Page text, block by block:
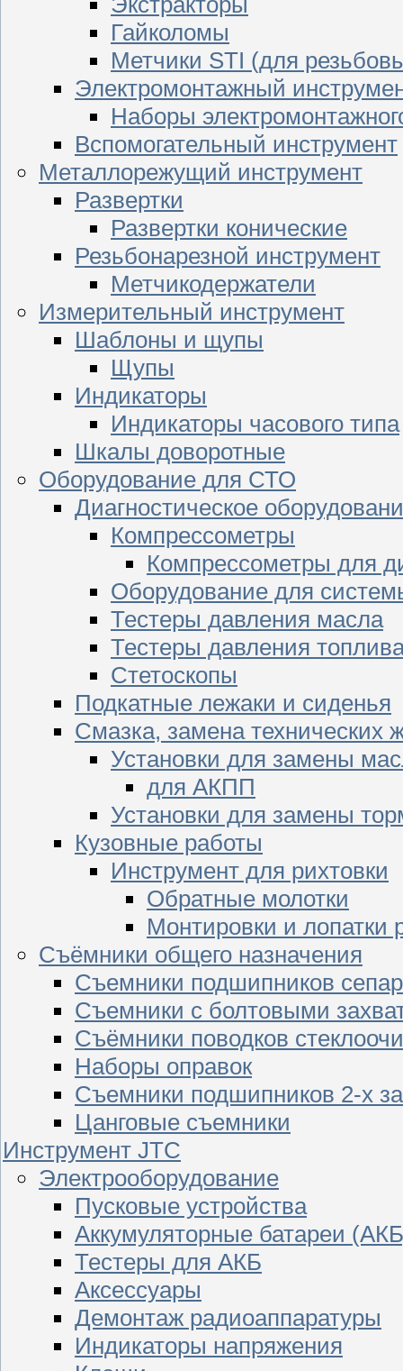
Гайколомы
Метчики STI (для
Электромонтажный
Наборы
Вспомогательный инструмент
Металлорежущий инструмент
Развертки
Развертки конические
Резьбонарезной инструмент
Метчикодержатели
Измерительный инструмент
Шаблоны и щупы
Щупы
Индикаторы
Индикаторы часового типа
Шкалы доворотные
Оборудование для СТО
Диагностическое
Компрессометры
Компрессометры для
Оборудование для
Тестеры давления масла
Тестеры давления
Стетоскопы
Подкатные лежаки и сиденья
Смазка, замена технических
Установки для замены
для АКПП
Установки для замены
Кузовные работы
Инструмент для рихтовки
Обратные молотки
Монтировки и лопатки
Съёмники общего назначения
Съемники подшипников
Съемники с болтовыми
Съёмники поводков
Наборы оправок
Съемники подшипников 2-х
Цанговые съемники
Инструмент JTC
Электрооборудование
Пусковые устройства
Аккумуляторные батареи
Тестеры для АКБ
Аксессуары
Демонтаж радиоаппаратуры
Индикаторы напряжения